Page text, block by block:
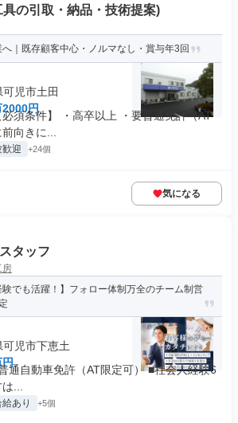
の引取・納品・技術提案)
｜既存顧客中心・ノルマなし・賞与年3回
児市土田
2000円
須条件】 ・高卒以上 ・要普通免許（AT
向きに...
迎 +24個
気になる
タッフ
房
験でも活躍！】フォロー体制万全のチーム制営
児市下恵土
円
通自動車免許（AT限定可） ■社会人経験6
...
あり +5個